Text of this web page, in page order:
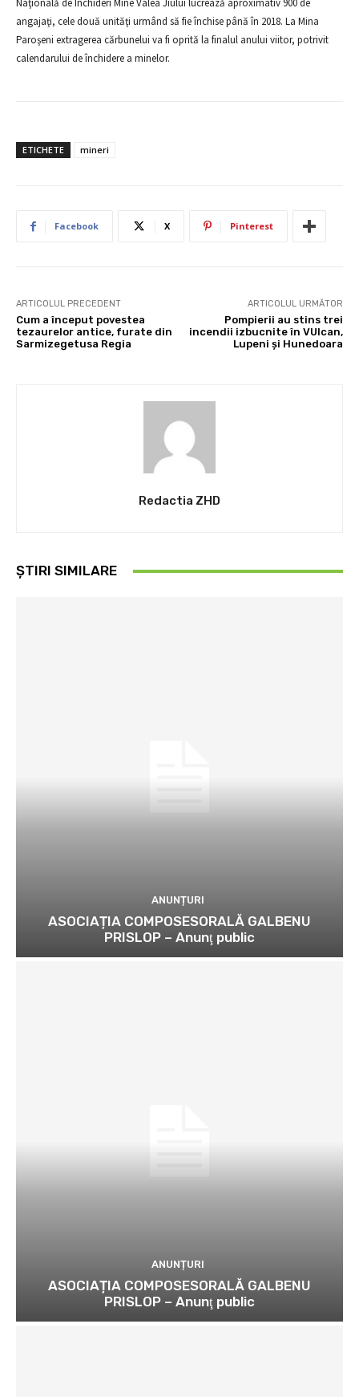
Naţională de Închideri Mine Valea Jiului lucrează aproximativ 900 de
angajaţi, cele două unităţi urmând să fie închise până în 2018. La Mina
Paroşeni extragerea cărbunelui va fi oprită la finalul anului viitor, potrivit
calendarului de închidere a minelor.
ETICHETE mineri
Facebook X Pinterest
ARTICOLUL PRECEDENT
Cum a început povestea
tezaurelor antice, furate din
Sarmizegetusa Regia
ARTICOLUL URMĂTOR
Pompierii au stins trei
incendii izbucnite în VUlcan,
Lupeni și Hunedoara
Redactia ZHD
ȘTIRI SIMILARE
ANUNȚURI
ASOCIAȚIA COMPOSESORALĂ GALBENU
PRISLOP – Anunţ public
ANUNȚURI
ASOCIAȚIA COMPOSESORALĂ GALBENU
PRISLOP – Anunţ public